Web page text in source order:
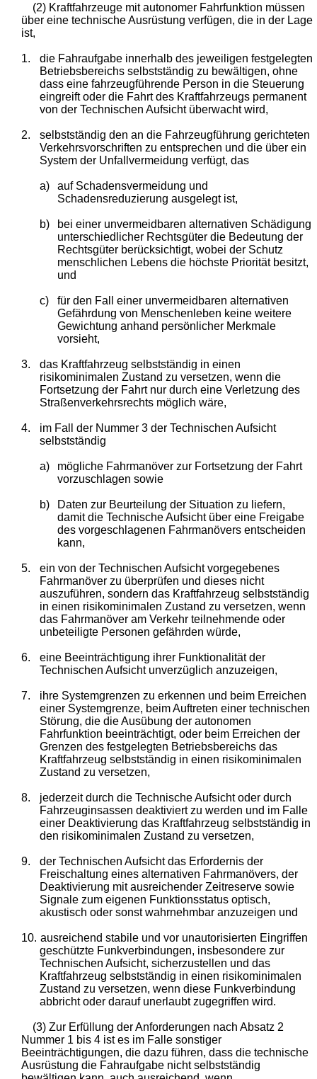
(2) Kraftfahrzeuge mit autonomer Fahrfunktion müssen
über eine technische Ausrüstung verfügen, die in der Lage
ist,
1.
die Fahraufgabe innerhalb des jeweiligen festgelegten
Betriebsbereichs selbstständig zu bewältigen, ohne
dass eine fahrzeugführende Person in die Steuerung
eingreift oder die Fahrt des Kraftfahrzeugs permanent
von der Technischen Aufsicht überwacht wird,
2.
selbstständig den an die Fahrzeugführung gerichteten
Verkehrsvorschriften zu entsprechen und die über ein
System der Unfallvermeidung verfügt, das
a)
auf Schadensvermeidung und
Schadensreduzierung ausgelegt ist,
b)
bei einer unvermeidbaren alternativen Schädigung
unterschiedlicher Rechtsgüter die Bedeutung der
Rechtsgüter berücksichtigt, wobei der Schutz
menschlichen Lebens die höchste Priorität besitzt,
und
c)
für den Fall einer unvermeidbaren alternativen
Gefährdung von Menschenleben keine weitere
Gewichtung anhand persönlicher Merkmale
vorsieht,
3.
das Kraftfahrzeug selbstständig in einen
risikominimalen Zustand zu versetzen, wenn die
Fortsetzung der Fahrt nur durch eine Verletzung des
Straßenverkehrsrechts möglich wäre,
4.
im Fall der Nummer 3 der Technischen Aufsicht
selbstständig
a)
mögliche Fahrmanöver zur Fortsetzung der Fahrt
vorzuschlagen sowie
b)
Daten zur Beurteilung der Situation zu liefern,
damit die Technische Aufsicht über eine Freigabe
des vorgeschlagenen Fahrmanövers entscheiden
kann,
5.
ein von der Technischen Aufsicht vorgegebenes
Fahrmanöver zu überprüfen und dieses nicht
auszuführen, sondern das Kraftfahrzeug selbstständig
in einen risikominimalen Zustand zu versetzen, wenn
das Fahrmanöver am Verkehr teilnehmende oder
unbeteiligte Personen gefährden würde,
6.
eine Beeinträchtigung ihrer Funktionalität der
Technischen Aufsicht unverzüglich anzuzeigen,
7.
ihre Systemgrenzen zu erkennen und beim Erreichen
einer Systemgrenze, beim Auftreten einer technischen
Störung, die die Ausübung der autonomen
Fahrfunktion beeinträchtigt, oder beim Erreichen der
Grenzen des festgelegten Betriebsbereichs das
Kraftfahrzeug selbstständig in einen risikominimalen
Zustand zu versetzen,
8.
jederzeit durch die Technische Aufsicht oder durch
Fahrzeuginsassen deaktiviert zu werden und im Falle
einer Deaktivierung das Kraftfahrzeug selbstständig in
den risikominimalen Zustand zu versetzen,
9.
der Technischen Aufsicht das Erfordernis der
Freischaltung eines alternativen Fahrmanövers, der
Deaktivierung mit ausreichender Zeitreserve sowie
Signale zum eigenen Funktionsstatus optisch,
akustisch oder sonst wahrnehmbar anzuzeigen und
10. ausreichend stabile und vor unautorisierten Eingriffen
geschützte Funkverbindungen, insbesondere zur
Technischen Aufsicht, sicherzustellen und das
Kraftfahrzeug selbstständig in einen risikominimalen
Zustand zu versetzen, wenn diese Funkverbindung
abbricht oder darauf unerlaubt zugegriffen wird.
(3) Zur Erfüllung der Anforderungen nach Absatz 2
Nummer 1 bis 4 ist es im Falle sonstiger
Beeinträchtigungen, die dazu führen, dass die technische
Ausrüstung die Fahraufgabe nicht selbstständig